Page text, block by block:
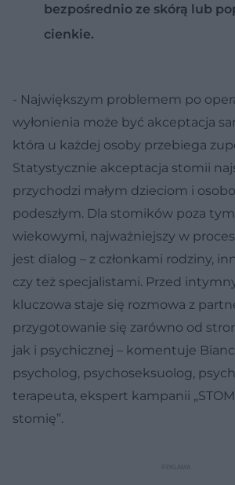
bezpośrednio ze skórą lub
cienkie.
- Największym problemem po
wyłonienia może być akceptacja
która u każdej osoby przebiega
Statystycznie akceptacja stomii
przychodzi małym dzieciom i
podeszłym. Dla stomików poza
wiekowymi, najważniejszy w
jest dialog – z członkami rodziny,
czy też specjalistami. Przed
kluczowa staje się rozmowa z
przygotowanie się zarówno od
jak i psychicznej – komentuje
psycholog, psychoseksuolog,
terapeuta, ekspert kampanii
stomię”.